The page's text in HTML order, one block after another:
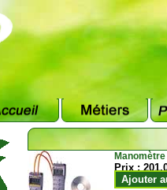
Prix :
Ajouter